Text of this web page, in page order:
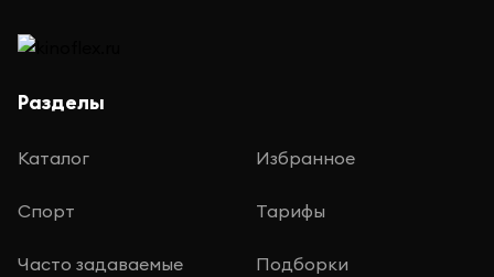
Разделы
Каталог Избранное
Спорт Тарифы
Часто задаваемые
Подборки